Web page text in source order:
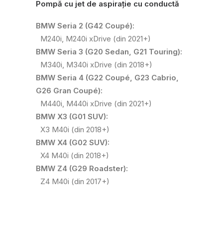
Pompă cu jet de aspirație cu conductă
BMW Seria 2 (G42 Coupé):
M240i, M240i xDrive (din 2021+)
BMW Seria 3 (G20 Sedan, G21 Touring):
M340i, M340i xDrive (din 2018+)
BMW Seria 4 (G22 Coupé, G23 Cabrio,
G26 Gran Coupé):
M440i, M440i xDrive (din 2021+)
BMW X3 (G01 SUV):
X3 M40i (din 2018+)
BMW X4 (G02 SUV):
X4 M40i (din 2018+)
BMW Z4 (G29 Roadster):
Z4 M40i (din 2017+)